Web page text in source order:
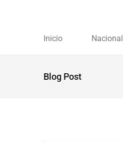
Inicio Nacional
Blog Post